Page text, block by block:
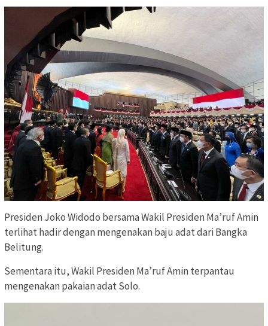
Presiden Joko Widodo bersama Wakil Presiden Ma’ruf Amin
terlihat hadir dengan mengenakan baju adat dari Bangka
Belitung.
Sementara itu, Wakil Presiden Ma’ruf Amin terpantau
mengenakan pakaian adat Solo.